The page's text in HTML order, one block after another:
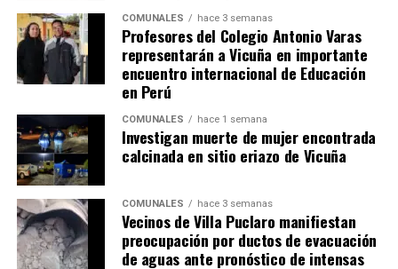
COMUNALES hace 3 semanas
Profesores del Colegio Antonio Varas
representarán a Vicuña en importante
encuentro internacional de Educación
en Perú
COMUNALES hace 1 semana
Investigan muerte de mujer encontrada
calcinada en sitio eriazo de Vicuña
COMUNALES hace 3 semanas
Vecinos de Villa Puclaro manifiestan
preocupación por ductos de evacuación
de aguas ante pronóstico de intensas